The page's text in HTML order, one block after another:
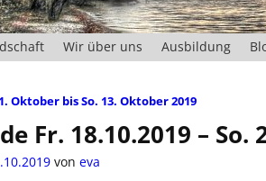
Wir über uns Ausbildung
Oktober bis So. 13. Oktober 2019
Fr. 18.10.2019 – So.
von eva